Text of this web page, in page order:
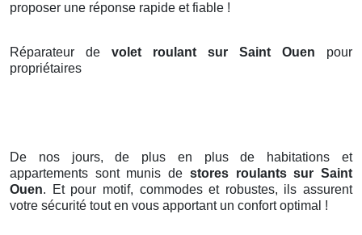
proposer une réponse rapide et fiable !
Réparateur de volet roulant sur Saint Ouen pour
propriétaires
De nos jours, de plus en plus de habitations et
appartements sont munis de stores roulants sur Saint
Ouen. Et pour motif, commodes et robustes, ils assurent
votre sécurité tout en vous apportant un confort optimal !